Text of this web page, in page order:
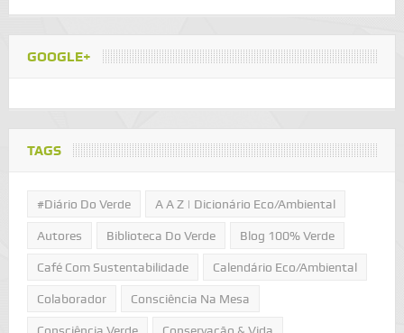
GOOGLE+
TAGS
#Diário Do Verde A A Z | Dicionário Eco/Ambiental
Autores Biblioteca Do Verde Blog 100% Verde
Café Com Sustentabilidade Calendário Eco/Ambiental
Colaborador Consciência Na Mesa